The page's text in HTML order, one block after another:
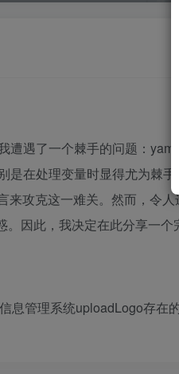
遭遇了一个棘手的问题：
是在处理变量时显得尤为棘
来攻克这一难关。然而，令
因此，我决定在此分享一
息管理系统uploadLogo存